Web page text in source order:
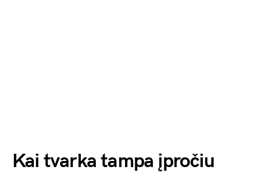
Kai tvarka tampa įpročiu